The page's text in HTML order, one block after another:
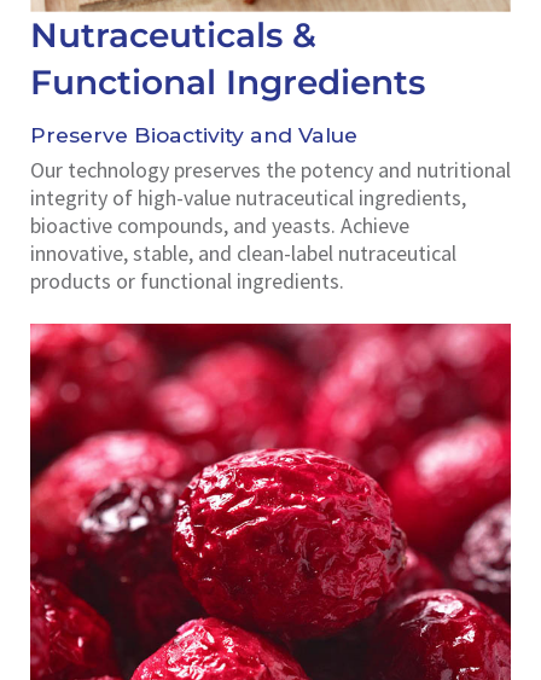
Nutraceuticals &
Functional Ingredients
Preserve Bioactivity and Value
Our technology preserves the potency and nutritional
integrity of high-value nutraceutical ingredients,
bioactive compounds, and yeasts. Achieve
innovative, stable, and clean-label nutraceutical
products or functional ingredients.